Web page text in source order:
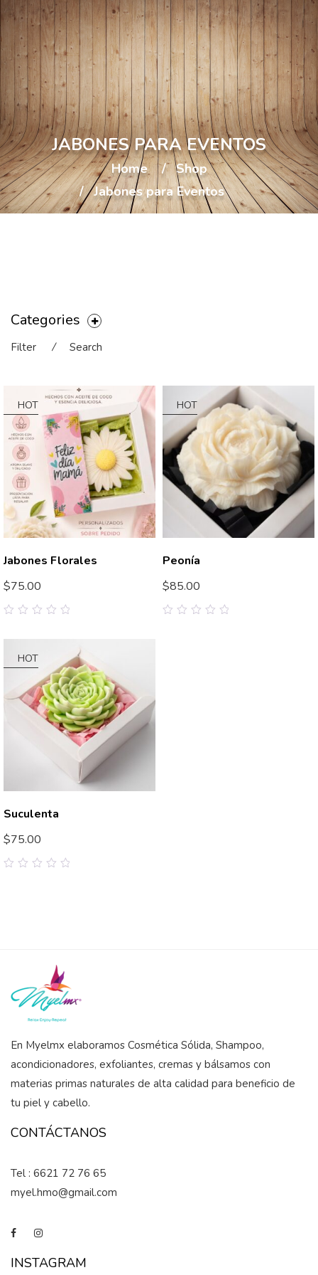
JABONES PARA EVENTOS
Home
Shop
Jabones para Eventos
Categories
Filter ⁄ Search
HOT
Jabones Florales
$75.00
HOT
Peonía
$85.00
HOT
Suculenta
$75.00
En Myelmx elaboramos Cosmética Sólida, Shampoo,
acondicionadores, exfoliantes, cremas y bálsamos con
materias primas naturales de alta calidad para beneficio de
tu piel y cabello.
CONTÁCTANOS
Tel : 6621 72 76 65
myel.hmo@gmail.com
INSTAGRAM